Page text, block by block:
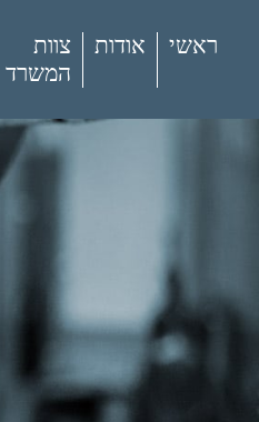
ראשי אודות
צוות
המשרד